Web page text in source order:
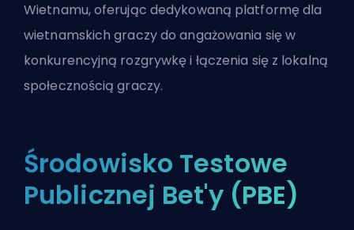
Wietnamu, oferując dedykowaną platformę dla
wietnamskich graczy do angażowania się w
konkurencyjną rozgrywkę i łączenia się z lokalną
społecznością graczy.
Środowisko Testowe
Publicznej Bet'y (PBE)